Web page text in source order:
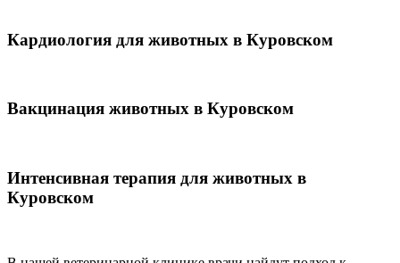
Кардиология для животных в Куровском
Вакцинация животных в Куровском
Интенсивная терапия для животных в
Куровском